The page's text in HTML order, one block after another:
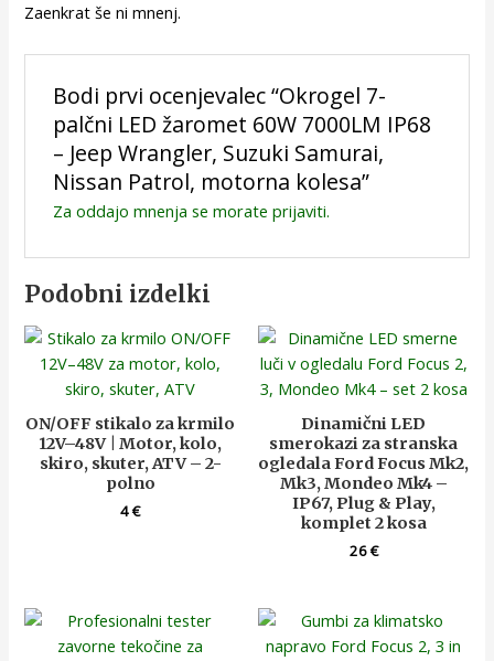
Zaenkrat še ni mnenj.
Bodi prvi ocenjevalec “Okrogel 7-
palčni LED žaromet 60W 7000LM IP68
– Jeep Wrangler, Suzuki Samurai,
Nissan Patrol, motorna kolesa”
Za oddajo mnenja se morate prijaviti.
Podobni izdelki
ON/OFF stikalo za krmilo
12V–48V | Motor, kolo,
skiro, skuter, ATV – 2-
polno
4€
Dinamični LED
smerokazi za stranska
ogledala Ford Focus Mk2,
Mk3, Mondeo Mk4 –
IP67, Plug & Play,
komplet 2 kosa
26€